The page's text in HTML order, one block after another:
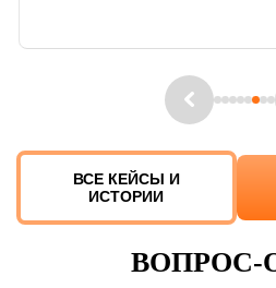
ВСЕ КЕЙСЫ И
ИСТОРИИ
ВОПРОС-